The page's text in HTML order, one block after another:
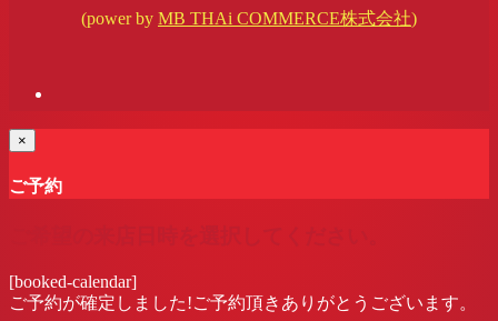
(power by MB THAi COMMERCE株式会社)
×
ご予約
[booked-calendar]
ご予約が確定しました!ご予約頂きありがとうございます。